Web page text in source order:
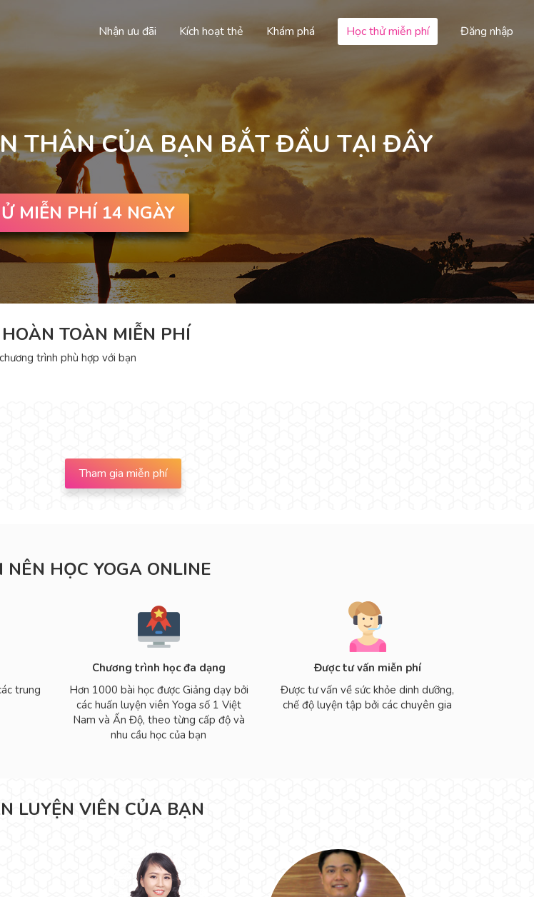
Nhận ưu đãi Kích hoạt thẻ Khám phá Học thử miễn phí Đăng nhập
THÂN CỦA BẠN BẮT ĐẦU TẠI ĐÂY
MIỄN PHÍ 14 NGÀY
TOÀN MIỄN PHÍ
trình phù hợp với bạn
Tham gia miễn phí
NÊN HỌC YOGA ONLINE
trung
Chương trình học đa dạng
Hơn 1000 bài học được Giảng dạy bởi
các huấn luyện viên Yoga số 1 Việt
Nam và Ấn Độ, theo từng cấp độ và
nhu cầu học của bạn
Được tư vấn miễn phí
Được tư vấn về sức khỏe dinh dưỡng,
chế độ luyện tập bởi các chuyên gia
LUYỆN VIÊN CỦA BẠN